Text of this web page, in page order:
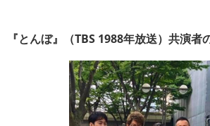
『とんぼ』（TBS 1988年放送）共演者